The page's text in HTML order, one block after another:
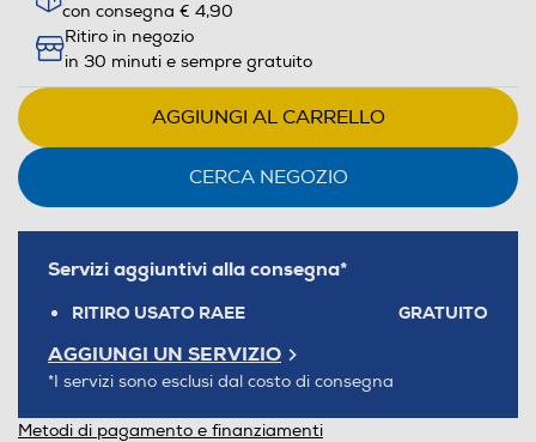
con consegna € 4,90
Ritiro in negozio
in 30 minuti e sempre gratuito
AGGIUNGI AL CARRELLO
CERCA NEGOZIO
Servizi aggiuntivi alla consegna*
RITIRO USATO RAEE GRATUITO
AGGIUNGI UN SERVIZIO
*I servizi sono esclusi dal costo di consegna
Metodi di pagamento e finanziamenti